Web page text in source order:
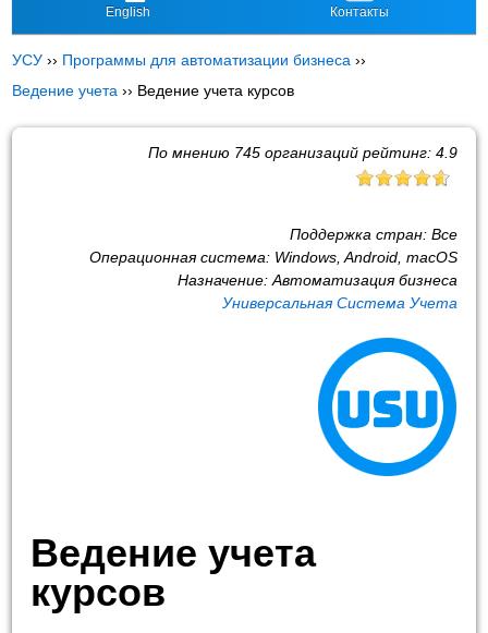
English Контакты
УСУ ›› Программы для автоматизации бизнеса ››
Ведение учета ›› Ведение учета курсов
По мнению 745организаций рейтинг: 4.9
Поддержка стран: Все
Операционная система: Windows, Android, macOS
Назначение: Автоматизация бизнеса
Универсальная Система Учета
Ведение учета
курсов